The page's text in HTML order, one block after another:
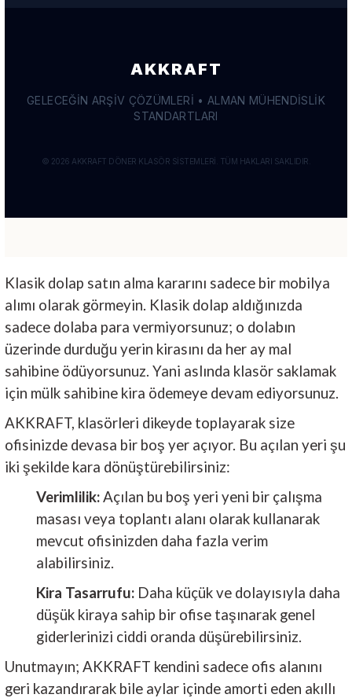
Klasik dolap satın alma kararını sadece bir mobilya
alımı olarak görmeyin. Klasik dolap aldığınızda
sadece dolaba para vermiyorsunuz; o dolabın
üzerinde durduğu yerin kirasını da her ay mal
sahibine ödüyorsunuz. Yani aslında klasör saklamak
için mülk sahibine kira ödemeye devam ediyorsunuz.
AKKRAFT, klasörleri dikeyde toplayarak size
ofisinizde devasa bir boş yer açıyor. Bu açılan yeri şu
iki şekilde kara dönüştürebilirsiniz:
Verimlilik:Açılan bu boş yeri yeni bir çalışma
masası veya toplantı alanı olarak kullanarak
mevcut ofisinizden daha fazla verim
alabilirsiniz.
Kira Tasarrufu: Daha küçük ve dolayısıyla daha
düşük kiraya sahip bir ofise taşınarak genel
giderlerinizi ciddi oranda düşürebilirsiniz.
Unutmayın; AKKRAFT kendini sadece ofis alanını
geri kazandırarak bile aylar içinde amorti eden akıllı